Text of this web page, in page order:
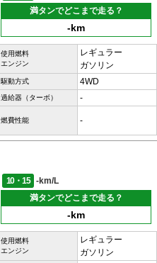
満タンでどこまで走る？
-km
使用燃料
エンジン
レギュラー
ガソリン
駆動方式 4WD
過給器（ターボ） -
燃費性能 -
10・15
-km/L
満タンでどこまで走る？
-km
使用燃料
エンジン
レギュラー
ガソリン